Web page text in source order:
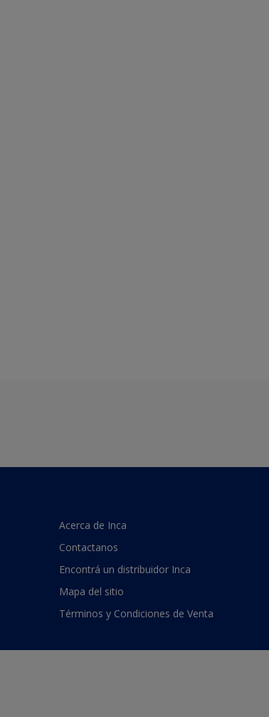
Acerca de Inca
Contactanos
Encontrá un distribuidor Inca
Mapa del sitio
Términos y Condiciones de Venta